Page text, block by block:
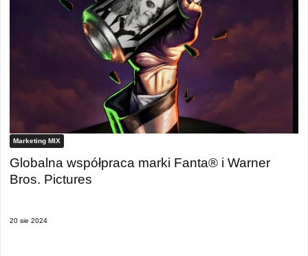
Marketing MIX
Globalna współpraca marki Fanta® i Warner
Bros. Pictures
20 sie 2024